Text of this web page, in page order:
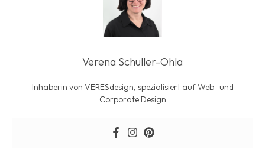
Verena Schuller-Ohla
Inhaberin von VERESdesign, spezialisiert auf Web- und
Corporate Design